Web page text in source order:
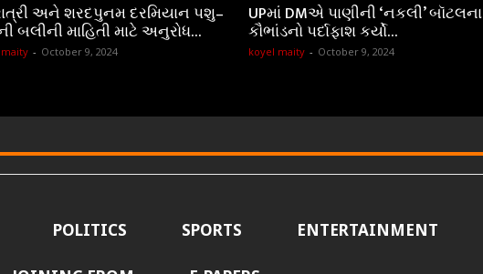
અને શરદપુનમ દરમિયાન પશુ–
બલીની માહિતી માટે અનુરોધ…
- October 9, 2024
UPમાં DMએ પાણીની ‘નકલી’ બૉટલના
કૌભાંડનો પર્દાફાશ કર્યો…
koyel maity - October 9, 2024
POLITICS SPORTS ENTERTAINMENT